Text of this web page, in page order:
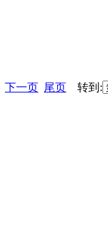
下一页 尾页 转到: